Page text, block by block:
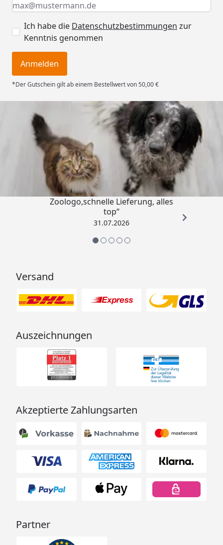
Ich habe die Datenschutzbestimmungen zur
Kenntnis genommen
Anmelden
*Der Gutschein gilt ab einem Bestellwert von 50,00 €
Trusted Shops
4,74/ 5
„Gute Erfahrung mit
Zoologo,schnelle Lieferung, alles
top“
31.07.2026
Versand
Auszeichnungen
Akzeptierte Zahlungsarten
Partner